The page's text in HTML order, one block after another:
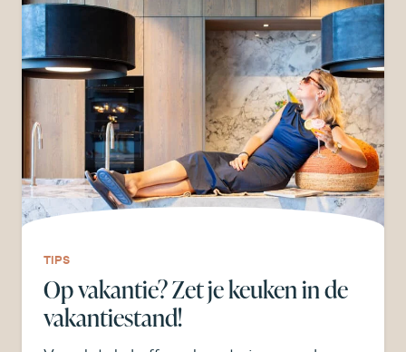
TIPS
Op vakantie? Zet je keuken in de
vakantiestand!